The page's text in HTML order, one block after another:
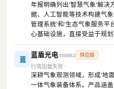
年报明确列出'智慧气象'解决
据、人工智能等技术构建气
管理系统'和'生态气象服务平
心基础设施，直接受益于规
蓝
蓝盾光电300862 供应链
行情加载失败
深耕气象观测领域，形成'地
一体气象装备体系。产品涵